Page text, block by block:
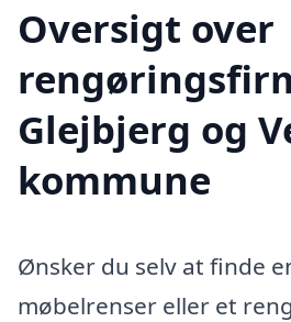
Oversigt over
Glejbjerg og
kommune
Ønsker du selv at finde
møbelrenser eller et